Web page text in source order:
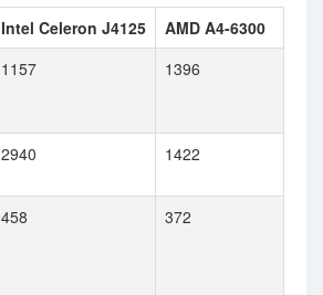
Intel Celeron J4125
AMD A4-6300
1157 1396
2940 1422
458 372